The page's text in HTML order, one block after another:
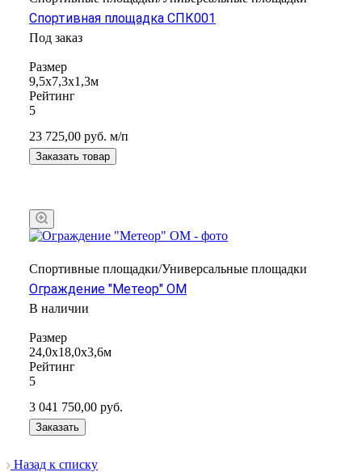
Спортивная площадка СПК001
Под заказ
Размер
9,5х7,3х1,3м
Рейтинг
5
23 725,00 руб. м/п
Заказать товар
Спортивные площадки/Универсальные площадки
Ограждение "Метеор" ОМ
В наличии
Размер
24,0x18,0х3,6м
Рейтинг
5
3 041 750,00 руб.
Заказать
Назад к списку